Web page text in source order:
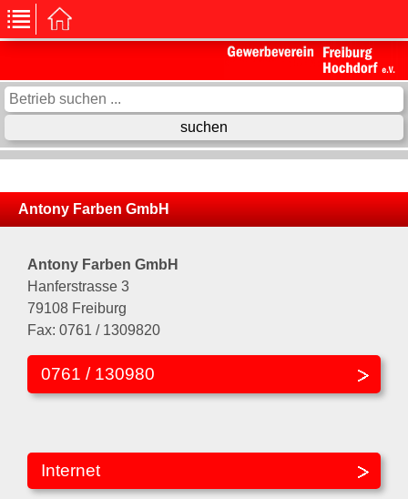
Antony Farben GmbH
Antony Farben GmbH
Hanferstrasse 3
79108 Freiburg
Fax: 0761 / 1309820
0761 / 130980
Internet